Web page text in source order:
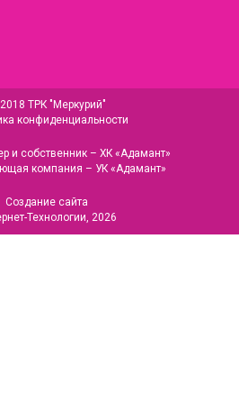
ТРК "Меркурий"
конфиденциальности
и собственник – ХК «Адамант»
компания – УК «Адамант»
Создание сайта
Технологии, 2026